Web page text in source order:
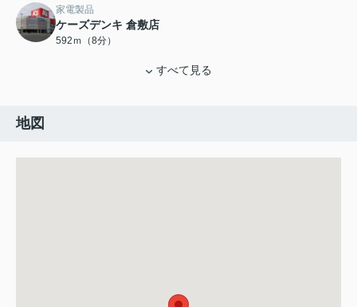
家電製品
ケーズデンキ 倉敷店
592ｍ（8分）
すべて見る
地図